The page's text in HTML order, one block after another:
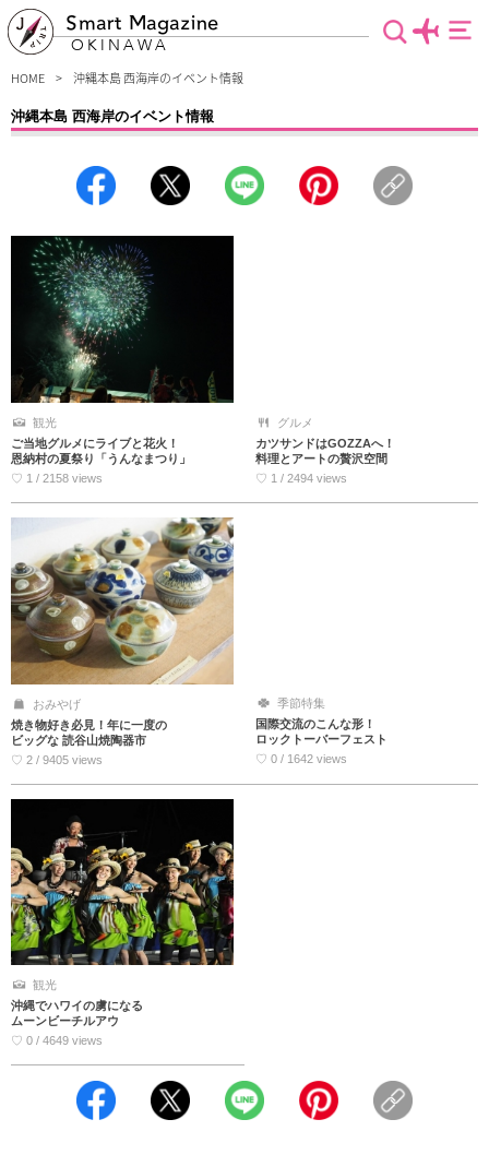
Smart Magazine
OKINAWA
HOME 沖縄本島 西海岸のイベント情報
沖縄本島 西海岸のイベント情報
によって違ったイベントが目白押し！行きたいイベントに合わせて時間とスケジュ
ールを組めば「最高な旅」になること間違いなし。定番の観光地に飽きてしまっ
観光
ご当地グルメにライブと花火！
恩納村の夏祭り「うんなまつり」
♡ 1 / 2158 views
グルメ
カツサンドはGOZZAへ！
料理とアートの贅沢空間
♡ 1 / 2494 views
おみやげ
焼き物好き必見！年に一度の
ビッグな 読谷山焼陶器市
♡ 2 / 9405 views
季節特集
国際交流のこんな形！
ロックトーバーフェスト
♡ 0 / 1642 views
観光
沖縄でハワイの虜になる
ムーンビーチルアウ
♡ 0 / 4649 views